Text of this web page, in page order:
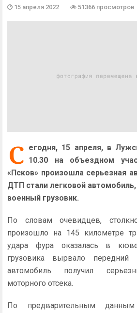
15 апреля 2022 51366 просмотров
С егодня, 15 апреля, в
10.30 на объездном
«Псков» произошла серьезная
ДТП стали легковой
военный грузовик.
По словам очевидцев,
произошло на 145 километре
удара фура оказалась в
грузовика вырвало передний
автомобиль получил
моторного отсека.
По предварительным